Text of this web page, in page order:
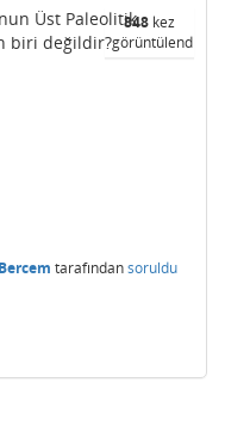
848 kez
görüntülendi
Üst Paleolitik
biri değildir?
Bercem tarafındansoruldu